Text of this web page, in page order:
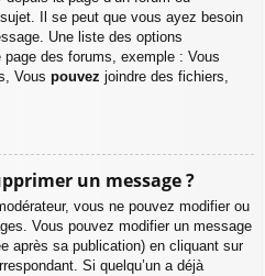
Il se peut que vous ayez besoin
Une liste des options
des forums, exemple : Vous
Vous pouvez joindre des fichiers,
un message ?
vous ne pouvez modifier ou
Vous pouvez modifier un message
après sa publication) en cliquant sur
Si quelqu’un a déjà